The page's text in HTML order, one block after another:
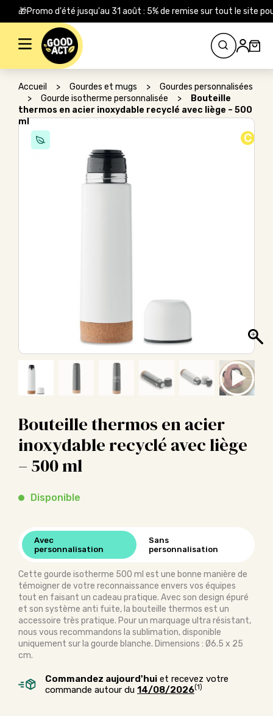
🎁Promo d'été jusqu'au 31 août : 5% de remise sur tout le site
Rechercher :
Accueil > Gourdes et mugs >
Gourdes personnalisées
>
Gourde isotherme personnalisée >
Bouteille
thermos en acier inoxydable recyclé avec liège – 500
ml
C
Bouteille thermos en acier
inoxydable recyclé avec liège
– 500 ml
Disponible
Avec
personnalisation
Sans
personnalisation
Cette gourde isotherme 500 ml est une bonne manière de
témoigner de votre reconnaissance envers vos équipes
tout en faisant un cadeau pratique. Avec son design épuré
et son système anti fuite, la bouteille thermos est un
accessoire très pratique. Pour un marquage ultra résistant,
nous vous recommandons la sublimation, disponible
uniquement sur la gourde blanche. Dimensions : Ø6.5 x 25
cm.
Commandez aujourd'hui et recevez votre
commande autour du 14/08/2026(1)